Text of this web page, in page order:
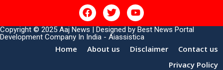
Copyright © 2025 Aaj News | Designed by Best News Portal
Development Company In India - Aiassistica
Home About us Disclaimer
Contact us
Privacy Policy